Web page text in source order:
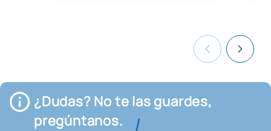
¿Dudas? No te las guardes,
pregúntanos.